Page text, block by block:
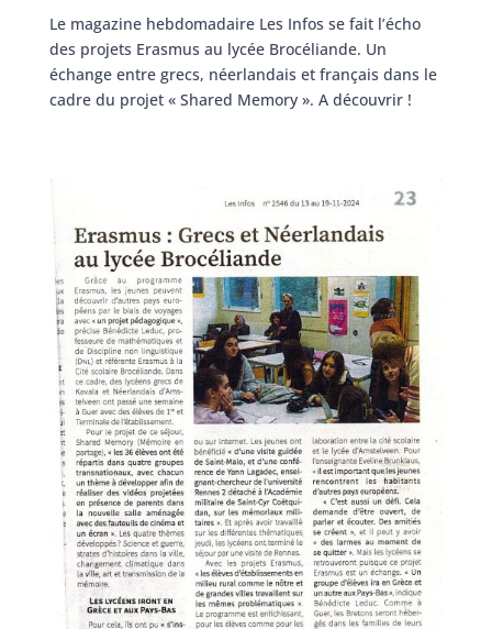
Le magazine hebdomadaire Les Infos se fait l’écho
des projets Erasmus au lycée Brocéliande. Un
échange entre grecs, néerlandais et français dans le
cadre du projet « Shared Memory ». A découvrir !